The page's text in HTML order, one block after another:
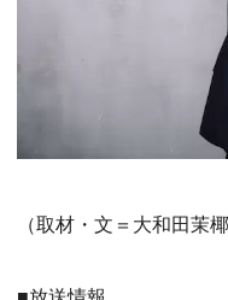
（取材・文＝大和田茉